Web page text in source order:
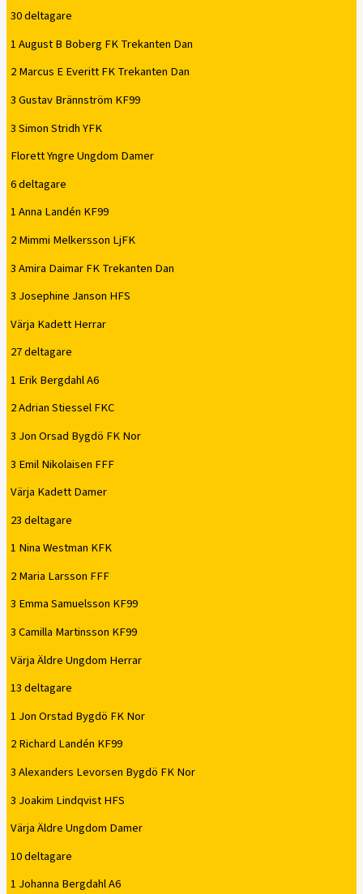
30 deltagare
1 August B Boberg FK Trekanten Dan
2 Marcus E Everitt FK Trekanten Dan
3 Gustav Brännström KF99
3 Simon Stridh YFK
Florett Yngre Ungdom Damer
6 deltagare
1 Anna Landén KF99
2 Mimmi Melkersson LjFK
3 Amira Daimar FK Trekanten Dan
3 Josephine Janson HFS
Värja Kadett Herrar
27 deltagare
1 Erik Bergdahl A6
2 Adrian Stiessel FKC
3 Jon Orsad Bygdö FK Nor
3 Emil Nikolaisen FFF
Värja Kadett Damer
23 deltagare
1 Nina Westman KFK
2 Maria Larsson FFF
3 Emma Samuelsson KF99
3 Camilla Martinsson KF99
Värja Äldre Ungdom Herrar
13 deltagare
1 Jon Orstad Bygdö FK Nor
2 Richard Landén KF99
3 Alexanders Levorsen Bygdö FK Nor
3 Joakim Lindqvist HFS
Värja Äldre Ungdom Damer
10 deltagare
1 Johanna Bergdahl A6